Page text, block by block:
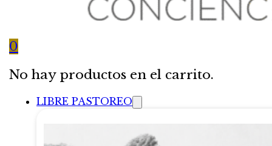
0
No hay productos en el carrito.
LIBRE PASTOREO